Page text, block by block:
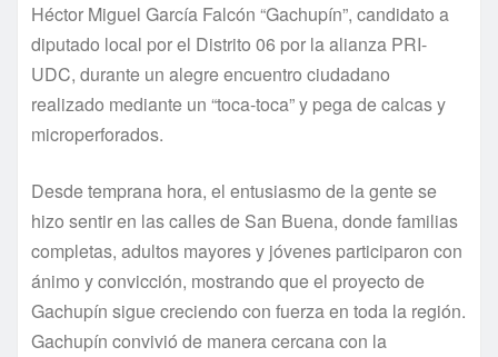
Héctor Miguel García Falcón “Gachupín”, candidato a
diputado local por el Distrito 06 por la alianza PRI-
UDC, durante un alegre encuentro ciudadano
realizado mediante un “toca-toca” y pega de calcas y
microperforados.
Desde temprana hora, el entusiasmo de la gente se
hizo sentir en las calles de San Buena, donde familias
completas, adultos mayores y jóvenes participaron con
ánimo y convicción, mostrando que el proyecto de
Gachupín sigue creciendo con fuerza en toda la región.
Gachupín convivió de manera cercana con la